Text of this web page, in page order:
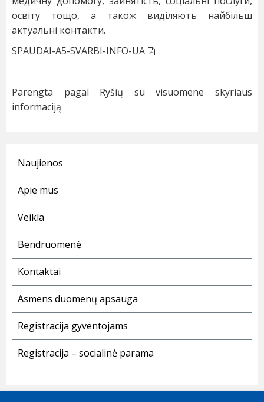
освіту тощо, а також виділяють найбільш
актуальні контакти.
SPAUDAI-A5-SVARBI-INFO-UA
Parengta pagal Ryšių su visuomene skyriaus
informaciją
Naujienos
Apie mus
Veikla
Bendruomenė
Kontaktai
Asmens duomenų apsauga
Registracija gyventojams
Registracija – socialinė parama